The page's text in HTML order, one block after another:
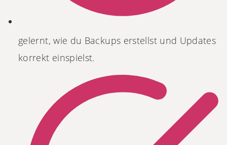
gelernt, wie du Backups erstellst und Updates
korrekt einspielst.